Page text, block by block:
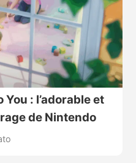
You : l’adorable et
de Nintendo